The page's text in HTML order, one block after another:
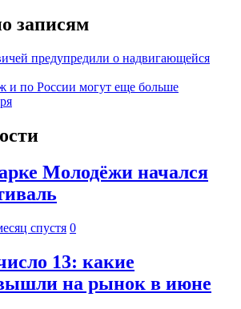
записям
предупредили о надвигающейся
и по России могут еще больше
Молодёжи начался
спустя 0
13: какие
на рынок в июне